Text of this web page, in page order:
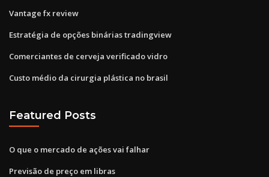
Vantage fx review
Estratégia de opções binárias tradingview
Comerciantes de cerveja verificado vidro
Custo médio da cirurgia plástica no brasil
Featured Posts
O que o mercado de ações vai falhar
Previsão de preço em libras